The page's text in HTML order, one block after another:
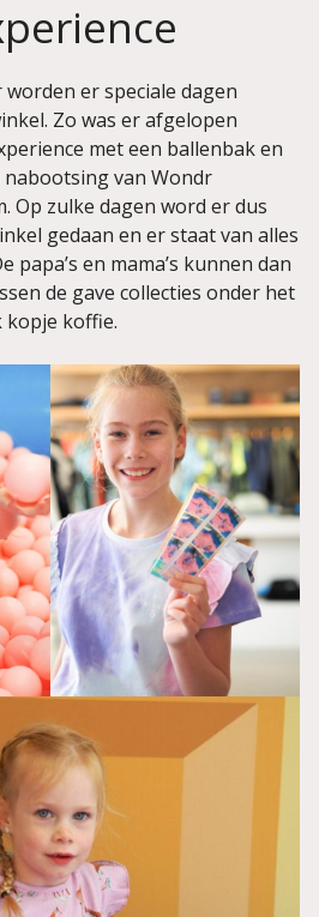
er speciale dagen
Zo was er afgelopen
met een ballenbak en
nabootsing van Wondr
Op zulke dagen word er dus
gedaan en er staat van alles
papa’s en mama’s kunnen dan
de gave collecties onder het
kopje koffie.